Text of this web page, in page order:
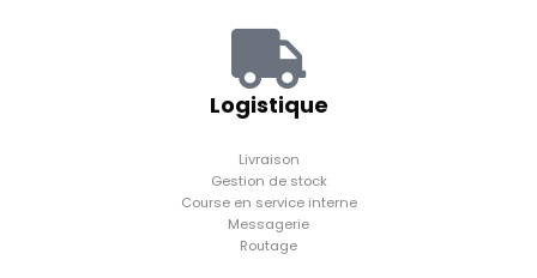
Logistique
Livraison
Gestion de stock
Course en service interne
Messagerie
Routage